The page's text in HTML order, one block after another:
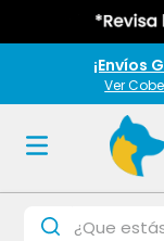
¡Envíos
Ver
¿Que estás